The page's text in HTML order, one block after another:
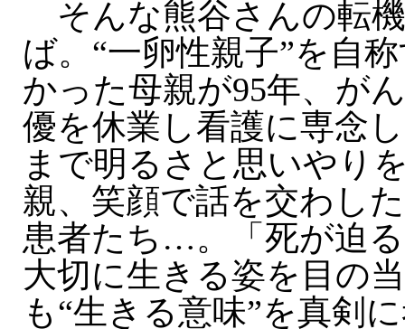
そんな熊谷さんの転
ば。“一卵性親子”を自
かった母親が95年、が
優を休業し看護に専念
まで明るさと思いやり
親、笑顔で話を交わし
患者たち…。「死が迫
大切に生きる姿を目の
も“生きる意味”を真剣